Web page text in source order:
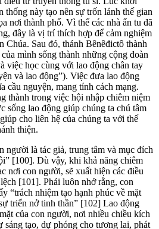
thống này tạo nên sự trốn lánh thế gian
nơi thành phố. Vì thế các nhà ẩn tu đã
đây là vị trí thích hợp để cảm nghiệm
Chúa. Sau đó, thánh Bênêđictô thành
mình sống thành những cộng đoàn
việc học cùng với lao động chân tay
và lao động”). Việc đưa lao động
cầu nguyện, mang tính cách mạng.
thành trong việc hội nhập chiêm niệm
sống lao động giúp chúng ta chú tâm
cho liên hệ của chúng ta với thế
thiện.
người là tác giả, trung tâm và mục đích
[100]. Dù vậy, khi khả năng chiêm
nơi con người, sẽ xuất hiện các điều
[101]. Phải luôn nhớ rằng, con
“trách nhiệm tạo hạnh phúc về mặt
triển nở tinh thần” [102] Lao động
của con người, nơi nhiều chiều kích
sáng tạo, dự phóng cho tương lai, phát